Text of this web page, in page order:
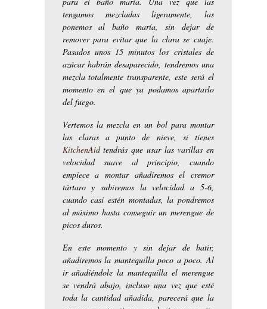
tengamos mezcladas ligeramente, las
ponemos al baño maría, sin dejar de
remover para evitar que la clara se cuaje.
Pasados unos 15 minutos los cristales de
azúcar habrán desaparecido, tendremos una
mezcla totalmente transparente, este será el
momento en el que ya podamos apartarlo
del fuego.
Vertemos la mezcla en un bol para montar
las claras a punto de nieve, si tienes
KitchenAidtendrás que usar las varillas en
velocidad suave al principio, cuando
empiece a montar añadiremos el cremor
tártaro y subiremos la velocidad a 5-6,
cuando casi estén montadas, la pondremos
al máximo hasta conseguir un merengue de
picos duros.
En este momento y sin dejar de batir,
añadiremos la mantequilla poco a poco. Al
ir añadiéndole la mantequilla el merengue
se vendrá abajo, incluso una vez que esté
toda la cantidad añadida, parecerá que la